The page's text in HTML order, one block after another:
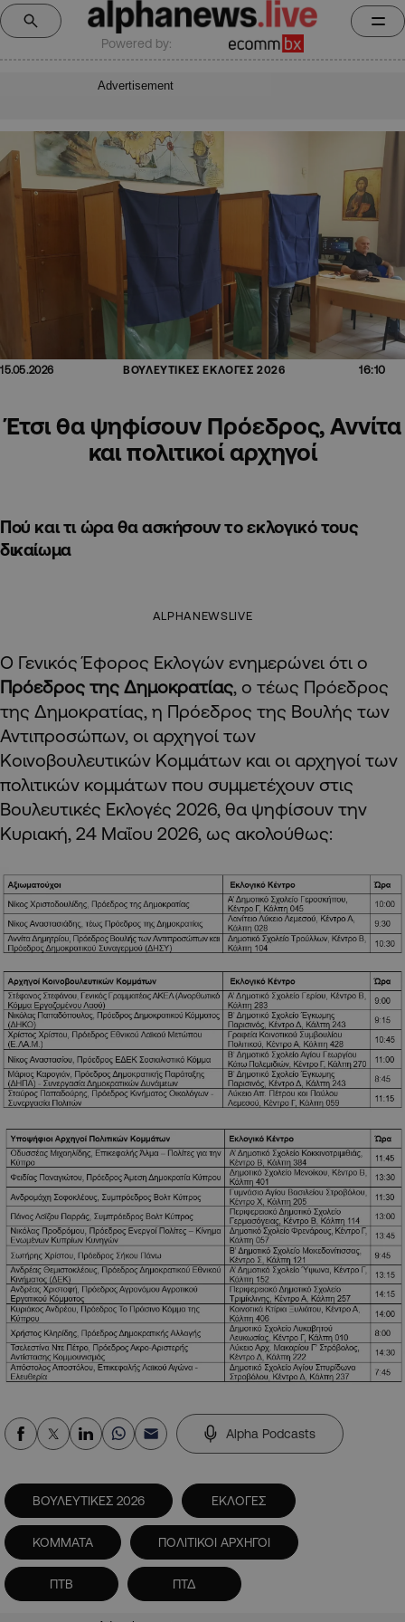
Powered by:
Advertisement
15.05.2026 ΒΟΥΛΕΥΤΙΚΕΣ ΕΚΛΟΓΕΣ 2026 16:10
Έτσι θα ψηφίσουν Πρόεδρος, Αννίτα
και πολιτικοί αρχηγοί
Πού και τι ώρα θα ασκήσουν το εκλογικό τους
δικαίωμα
ALPHANEWSLIVE
Ο Γενικός Έφορος Εκλογών ενημερώνει ότι ο
Πρόεδρος της Δημοκρατίας, ο τέως Πρόεδρος
της Δημοκρατίας, η Πρόεδρος της Βουλής των
Αντιπροσώπων, οι αρχηγοί των
Κοινοβουλευτικών Κομμάτων και οι αρχηγοί των
πολιτικών κομμάτων που συμμετέχουν στις
Βουλευτικές Εκλογές 2026, θα ψηφίσουν την
Κυριακή, 24 Μαΐου 2026, ως ακολούθως:
Alpha Podcasts
ΒΟΥΛΕΥΤΙΚΕΣ 2026 ΕΚΛΟΓΕΣ
ΚΟΜΜΑΤΑ ΠΟΛΙΤΙΚΟΙ ΑΡΧΗΓΟΙ
ΠΤΒ ΠΤΔ